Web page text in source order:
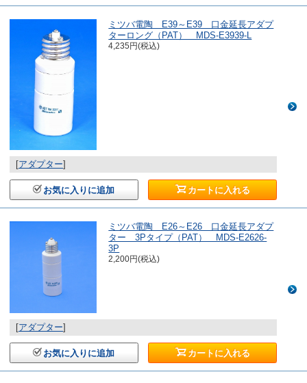
ミツバ電陶 E39～E39 口金延長アダプ
ターロング（PAT） MDS-E3939-L
4,235円(税込)
[アダプター]
お気に入りに追加 カートに入れる
ミツバ電陶 E26～E26 口金延長アダプ
ター 3Pタイプ（PAT） MDS-E2626-
3P
2,200円(税込)
[アダプター]
お気に入りに追加 カートに入れる